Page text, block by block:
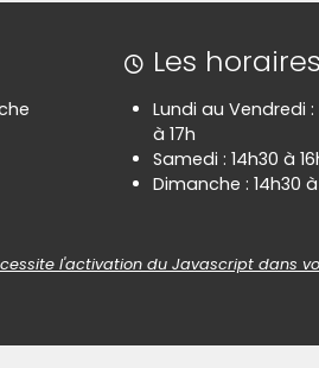
Les horaires
Lundi au Vendredi :
à 17h
Samedi : 14h30 à
Dimanche : 14h30 à
l'activation du Javascript dans